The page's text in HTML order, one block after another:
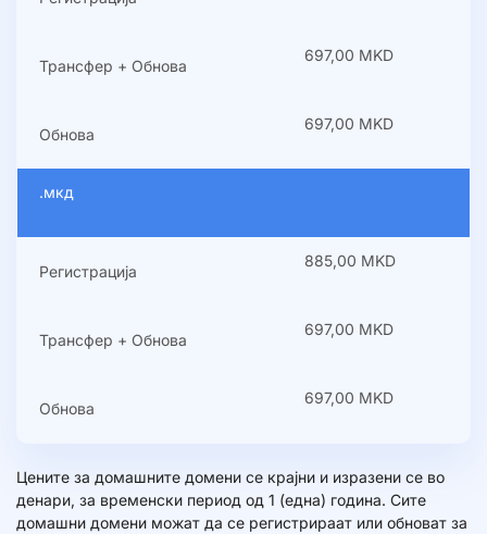
Трансфер + Обнова
697,00 MKD
Обнова
697,00 MKD
.мкд
Регистрација
885,00 MKD
Трансфер + Обнова
697,00 MKD
Обнова
697,00 MKD
Цените за домашните домени се крајни и изразени се во
денари, за временски период од 1 (една) година. Сите
домашни домени можат да се регистрираат или обноват за